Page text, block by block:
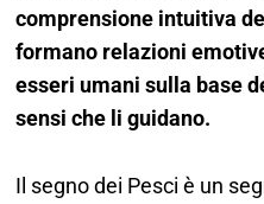
comprensione intuitiva
formano relazioni
esseri umani sulla base
sensi che li guidano.
Il segno dei Pesci è un